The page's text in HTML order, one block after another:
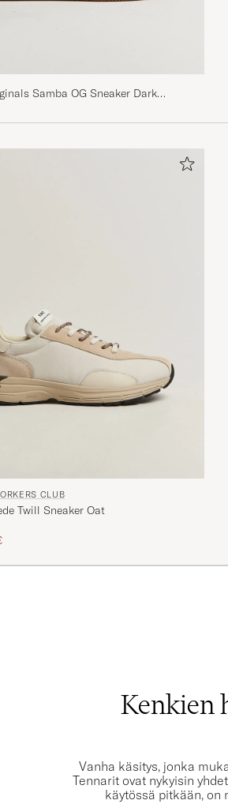
Samba OG Sneaker Dark
CLUB
Twill Sneaker Oat
hinta
Kenkien
Vanha käsitys, jonka
Tennarit ovat nykyisin
käytössä pitkään, on